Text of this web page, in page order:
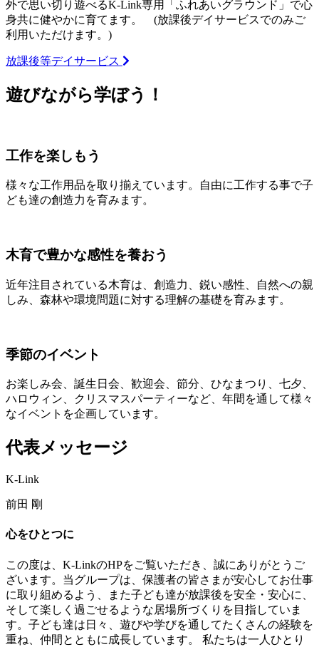
外で思い切り遊べるK-Link専用「ふれあいグラウンド」で心
身共に健やかに育てます。 (放課後デイサービスでのみご
利用いただけます。)
放課後等デイサービス
遊びながら学ぼう！
工作を楽しもう
様々な工作用品を取り揃えています。自由に工作する事で子
ども達の創造力を育みます。
木育で豊かな感性を養おう
近年注目されている木育は、創造力、鋭い感性、自然への親
しみ、森林や環境問題に対する理解の基礎を育みます。
季節のイベント
お楽しみ会、誕生日会、歓迎会、節分、ひなまつり、七夕、
ハロウィン、クリスマスパーティーなど、年間を通して様々
なイベントを企画しています。
代表メッセージ
K-Link
前田 剛
心をひとつに
この度は、K-LinkのHPをご覧いただき、誠にありがとうご
ざいます。当グループは、保護者の皆さまが安心してお仕事
に取り組めるよう、また子ども達が放課後を安全・安心に、
そして楽しく過ごせるような居場所づくりを目指していま
す。子ども達は日々、遊びや学びを通してたくさんの経験を
重ね、仲間とともに成長しています。 私たちは一人ひとり